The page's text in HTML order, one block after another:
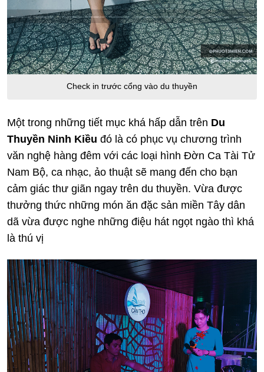
Check in trước cổng vào du thuyền
Một trong những tiết mục khá hấp dẫn trên Du
Thuyền Ninh Kiều đó là có phục vụ chương trình
văn nghệ hàng đêm với các loại hình Đờn Ca Tài Tử
Nam Bộ, ca nhạc, ảo thuật sẽ mang đến cho bạn
cảm giác thư giãn ngay trên du thuyền. Vừa được
thưởng thức những món ăn đặc sản miền Tây dân
dã vừa được nghe những điệu hát ngọt ngào thì khá
là thú vị